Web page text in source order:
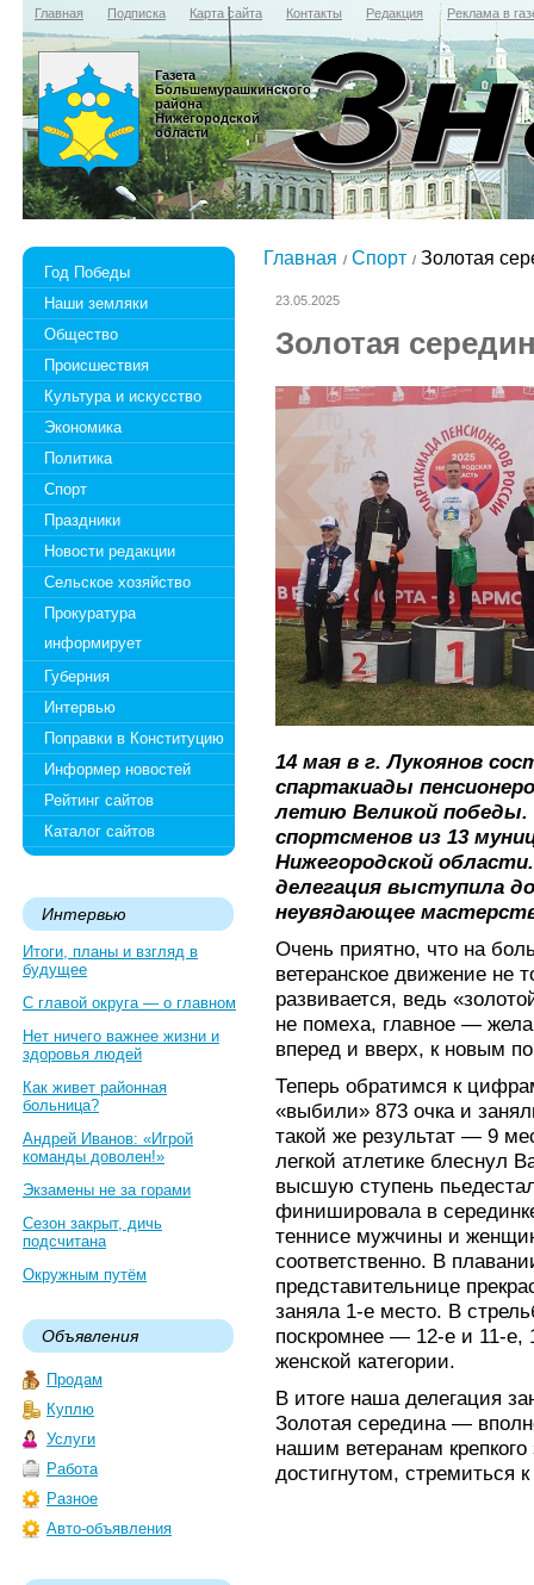
Главная Подписка Карта сайта Контакты Редакция Реклама в
Газета
Большемурашкинского
района
Нижегородской
области
Год Победы
Наши земляки
Общество
Происшествия
Культура и искусство
Экономика
Политика
Спорт
Праздники
Новости редакции
Сельское хозяйство
Прокуратура
информирует
Губерния
Интервью
Поправки в Конституцию
Информер новостей
Рейтинг сайтов
Каталог сайтов
Интервью
Итоги, планы и взгляд в
будущее
С главой округа — о главном
Нет ничего важнее жизни и
здоровья людей
Как живет районная
больница?
Андрей Иванов: «Игрой
команды доволен!»
Экзамены не за горами
Сезон закрыт, дичь
подсчитана
Окружным путём
Объявления
Продам
Куплю
Услуги
Работа
Разное
Авто-объявления
Главная Спорт Золотая
23.05.2025
Золотая
14 мая в г. Лукоянов
спартакиады
летию Великой победы.
спортсменов из 13
Нижегородской
делегация выступила
неувядающее
Очень приятно, что на
ветеранское движение не
развивается, ведь
не помеха, главное —
вперед и вверх, к новым
Теперь обратимся к
«выбили» 873 очка и
такой же результат — 9
легкой атлетике блеснул
высшую ступень
финишировала в
теннисе мужчины и
соответственно. В
представительнице
заняла 1-е место. В
поскромнее — 12-е и 11-е,
женской категории.
В итоге наша делегация
Золотая середина —
нашим ветеранам
достигнутом, стремиться